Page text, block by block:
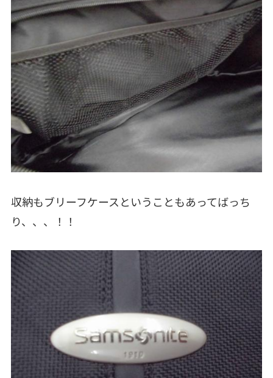
収納もブリーフケースということもあってばっち
り、、、！！